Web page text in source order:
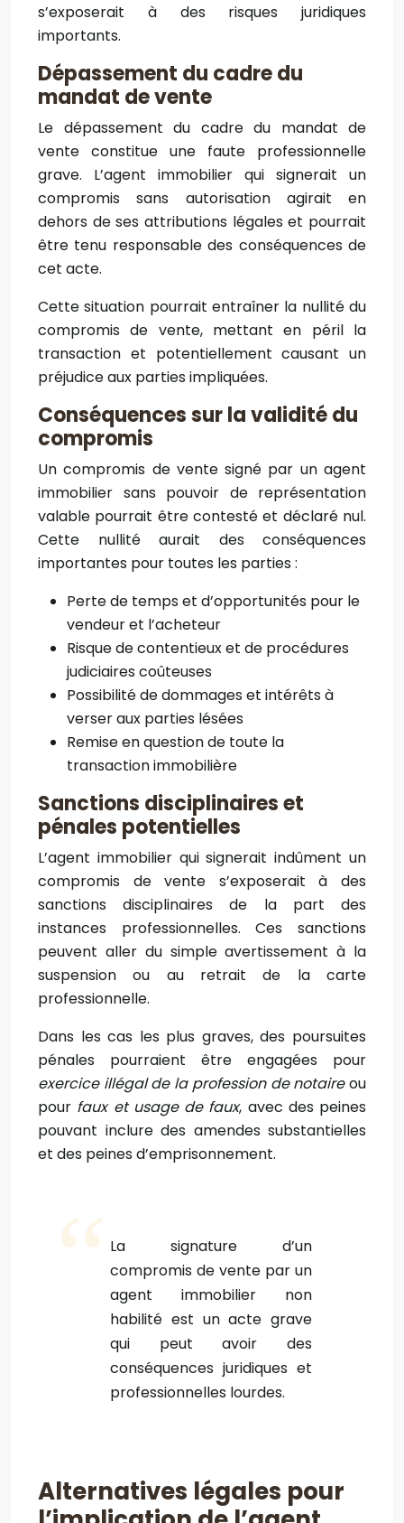
s’exposerait à des risques juridiques
importants.
Dépassement du cadre du
mandat de vente
Le dépassement du cadre du mandat de
vente constitue une faute professionnelle
grave. L’agent immobilier qui signerait un
compromis sans autorisation agirait en
dehors de ses attributions légales et pourrait
être tenu responsable des conséquences de
cet acte.
Cette situation pourrait entraîner la nullité du
compromis de vente, mettant en péril la
transaction et potentiellement causant un
préjudice aux parties impliquées.
Conséquences sur la validité du
compromis
Un compromis de vente signé par un agent
immobilier sans pouvoir de représentation
valable pourrait être contesté et déclaré nul.
Cette nullité aurait des conséquences
importantes pour toutes les parties :
Perte de temps et d’opportunités pour le
vendeur et l’acheteur
Risque de contentieux et de procédures
judiciaires coûteuses
Possibilité de dommages et intérêts à
verser aux parties lésées
Remise en question de toute la
transaction immobilière
Sanctions disciplinaires et
pénales potentielles
L’agent immobilier qui signerait indûment un
compromis de vente s’exposerait à des
sanctions disciplinaires de la part des
instances professionnelles. Ces sanctions
peuvent aller du simple avertissement à la
suspension ou au retrait de la carte
professionnelle.
Dans les cas les plus graves, des poursuites
pénales pourraient être engagées pour
exercice illégal de la profession de notaireou
pour faux et usage de faux, avec des peines
pouvant inclure des amendes substantielles
et des peines d’emprisonnement.
La signature d’un
compromis de vente par un
agent immobilier non
habilité est un acte grave
qui peut avoir des
conséquences juridiques et
professionnelles lourdes.
Alternatives légales pour